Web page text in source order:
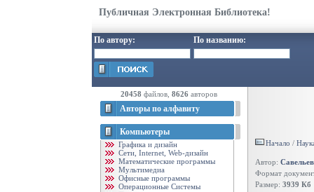
Публичная Электронная Библиотека!
По автору: По названию:
20458 файлов, 8626 авторов
Авторы по алфавиту
Компьютеры
Графика и дизайн
Cети, Internet, Web-дизайн
Математические программы
Мультимедиа
Офисные программы
Операционные Системы
Начало /
Автор:
Формат
Размер: 3939 Кб